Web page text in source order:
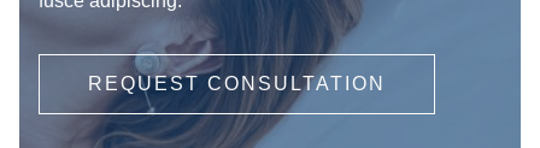
REQUEST CONSULTATION